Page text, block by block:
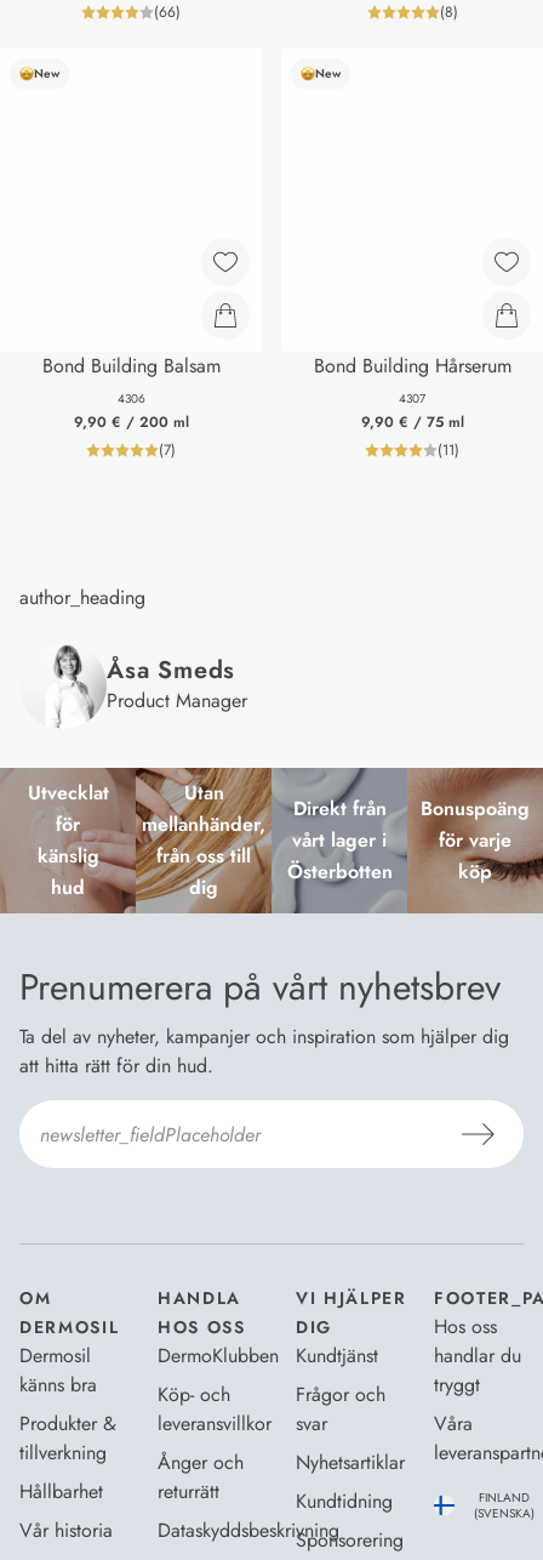
product_reviewNumberLabel
(66) (8)
New
Bond Building Balsam
4306
9,90 € / 200 ml
product_reviewNumberLabel
(7)
New
Bond Building Hårserum
4307
9,90 € / 75 ml
(11)
author_heading
Åsa Smeds
Product Manager
Utvecklat
för
känslig
hud
Utan
mellanhänder,
från oss till
dig
Direkt från
vårt lager i
Österbotten
Bonuspoäng
för varje
köp
Prenumerera på vårt nyhetsbrev
Ta del av nyheter, kampanjer och inspiration som hjälper dig
att hitta rätt för din hud.
OM
DERMOSIL
Dermosil
känns bra
Produkter &
tillverkning
Hållbarhet
Vår historia
HANDLA
HOS OSS
DermoKlubben
Köp- och
leveransvillkor
Ånger och
returrätt
Dataskyddsbeskrivning
VI HJÄLPER
DIG
Kundtjänst
Frågor och
svar
Nyhetsartiklar
Kundtidning
Sponsorering
Hos oss
handlar du
tryggt
Våra
FINLAND
(SVENSKA)